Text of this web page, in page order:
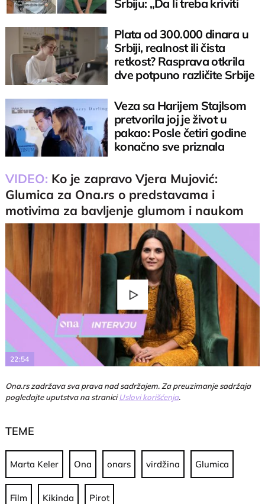
Srbiju: „Da li treba kriviti
Plata od 300.000 dinara u
Srbiji, realnost ili čista
retkost? Rasprava otkrila
dve potpuno različite Srbije
Veza sa Harijem Stajlsom
pretvorila joj je život u
pakao: Posle četiri godine
konačno sve priznala
VIDEO: Ko je zapravo Vjera Mujović:
Glumica za Ona.rs o predstavama i
motivima za bavljenje glumom i naukom
Play
Video
22:54
Ona.rs zadržava sva prava nad sadržajem. Za preuzimanje sadržaja
pogledajte uputstva na straniciUslovi korišćenja.
TEME
Marta Keler Ona onars virdžina Glumica
Film Kikinda Pirot